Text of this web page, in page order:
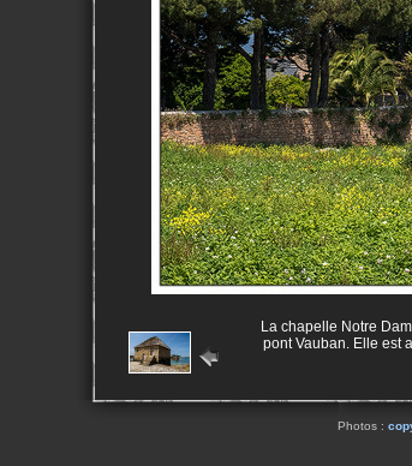
La chapelle Notre
pont Vauban. Elle est
Photos :